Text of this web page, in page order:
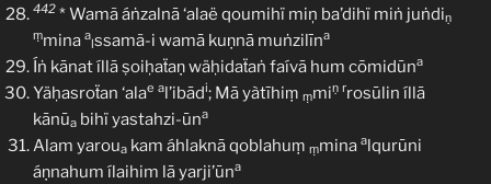
442 * Wamã áṅzalnā ‘alaë qoumihï miņ ba’dihï miṅ juṅdiṇ
ṃmina a
lssamã-i wamā kuṇnā muṅzilīna
Íṅ kānat íllā ṣoiḥaẗaṇ wäḥidaẗaṅ faívā hum cōmidūna
Yäḥasroẗan ‘alae al’ibādi; Mā yàtīhiṃ ṃmiṇ rrosūlin íllā
kānūa bihï yastahzi-ūna
Alam yaroua kam áhlaknā qoblahuṃ ṃmina alqurūni
áṇnahum ílaihim lā yarji’ūna